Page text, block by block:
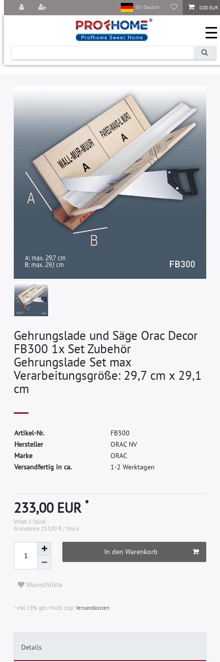
0,00 EUR
DE | Deutsch
☰
Gehrungslade und Säge Orac Decor
FB300 1x Set Zubehör
Gehrungslade Set max
Verarbeitungsgröße: 29,7 cm x 29,1
cm
Artikel-Nr. FB300
Hersteller ORAC NV
Marke ORAC
Versandfertig in ca.
1-2 Werktagen
233,00 EUR*
Inhalt 1Stück
Grundpreis 233,00 € / Stück
In den Warenkorb
Wunschliste
* inkl. 19% ges. MwSt. zzgl.Versandkosten
Details